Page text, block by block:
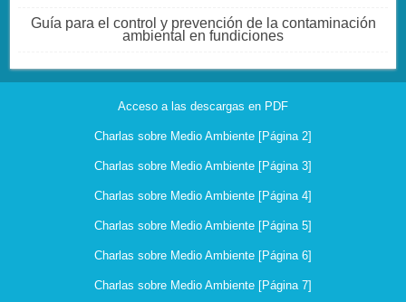
Guía para el control y prevención de la contaminación
ambiental en fundiciones
Acceso a las descargas en PDF
Charlas sobre Medio Ambiente [Página 2]
Charlas sobre Medio Ambiente [Página 3]
Charlas sobre Medio Ambiente [Página 4]
Charlas sobre Medio Ambiente [Página 5]
Charlas sobre Medio Ambiente [Página 6]
Charlas sobre Medio Ambiente [Página 7]